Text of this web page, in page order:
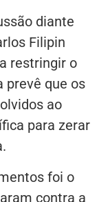
diante
Filipin
restringir o
prevê que os
ao
para zerar
foi o
contra a